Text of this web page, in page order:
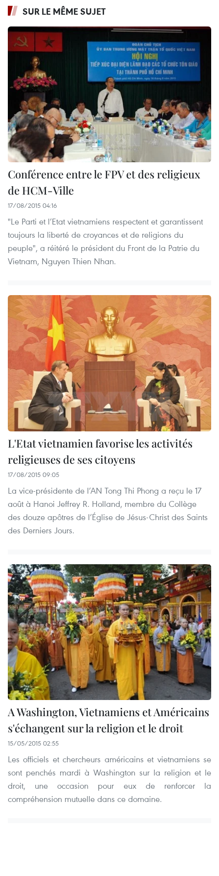
SUR LE MÊME SUJET
Conférence entre le FPV et des religieux
de HCM-Ville
17/08/2015 04:16
"Le Parti et l’Etat vietnamiens respectent et garantissent
toujours la liberté de croyances et de religions du
peuple", a réitéré le président du Front de la Patrie du
Vietnam, Nguyen Thien Nhan.
L'Etat vietnamien favorise les activités
religieuses de ses citoyens
17/08/2015 09:05
La vice-présidente de l’AN Tong Thi Phong a reçu le 17
août à Hanoi Jeffrey R. Holland, membre du Collège
des douze apôtres de l’Église de Jésus-Christ des Saints
des Derniers Jours.
A Washington, Vietnamiens et Américains
s'échangent sur la religion et le droit
15/05/2015 02:55
Les officiels et chercheurs américains et vietnamiens se
sont penchés mardi à Washington sur la religion et le
droit, une occasion pour eux de renforcer la
compréhension mutuelle dans ce domaine.